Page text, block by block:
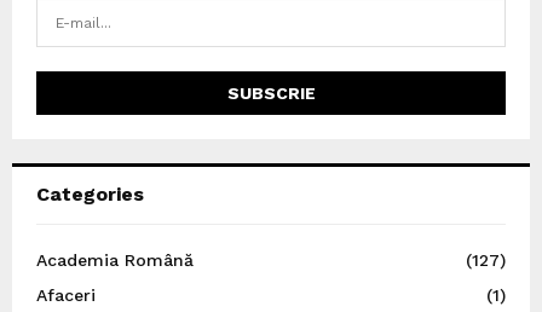
Categories
Academia Română
(127)
Afaceri
(1)